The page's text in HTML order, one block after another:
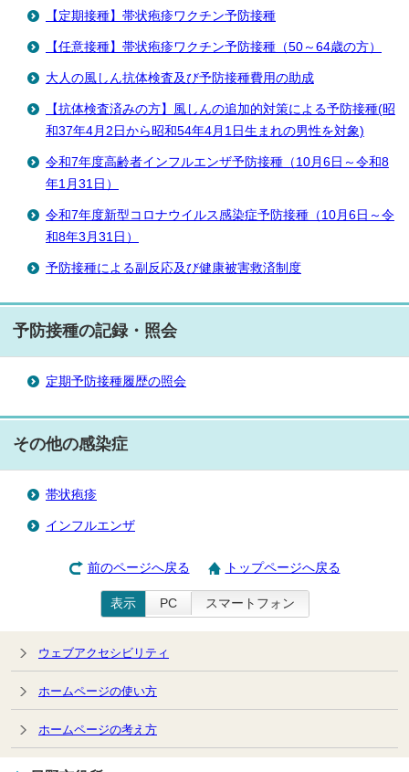
【定期接種】帯状疱疹ワクチン予防接種
【任意接種】帯状疱疹ワクチン予防接種（50～64歳の方）
大人の風しん抗体検査及び予防接種費用の助成
【抗体検査済みの方】風しんの追加的対策による予防接種(昭
和37年4月2日から昭和54年4月1日生まれの男性を対象)
令和7年度高齢者インフルエンザ予防接種（10月6日～令和8
年1月31日）
令和7年度新型コロナウイルス感染症予防接種（10月6日～令
和8年3月31日）
予防接種による副反応及び健康被害救済制度
予防接種の記録・照会
定期予防接種履歴の照会
その他の感染症
帯状疱疹
インフルエンザ
前のページへ戻る トップページへ戻る
表示 PC スマートフォン
ウェブアクセシビリティ
ホームページの使い方
ホームページの考え方